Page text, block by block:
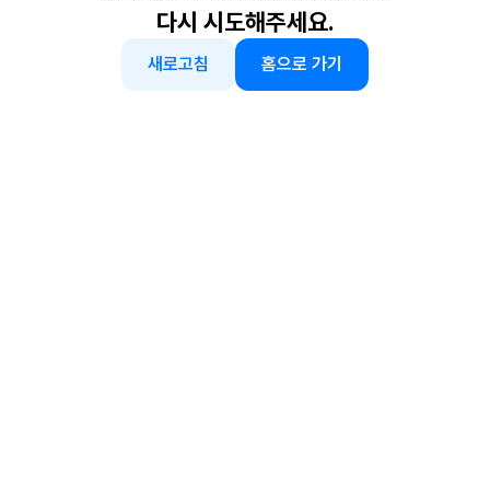
다시 시도해주세요.
새로고침 홈으로 가기